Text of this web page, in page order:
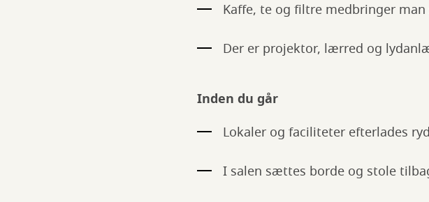
Kaffe, te og filtre medbringer man
Der er projektor, lærred og
Inden du går
Lokaler og faciliteter efterlades
I salen sættes borde og stole